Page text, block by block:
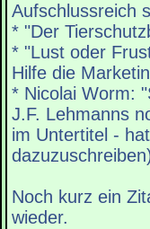
Aufschlussreich
* "Der
* "Lust oder
Hilfe die
* Nicolai Worm:
J.F. Lehmanns
im Untertitel -
Noch kurz ein
wieder.